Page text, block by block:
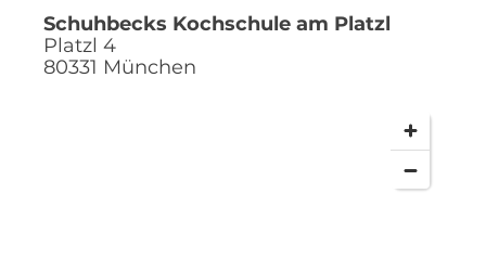
Schuhbecks Kochschule am Platzl
Platzl 4
80331 München